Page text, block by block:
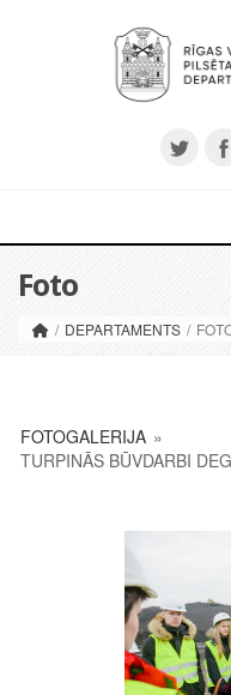
Foto
/ DEPARTAMENTS /
FOTOGALERIJA »
TURPINĀS BŪVDARBI